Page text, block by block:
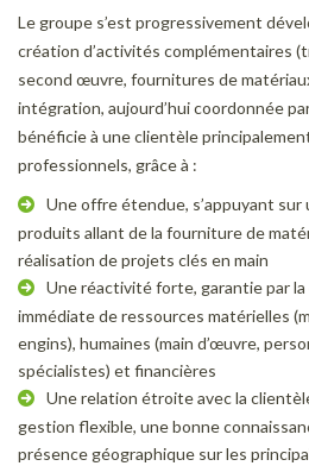
Le groupe s’est progressivement
création d’activités complémentaires
second œuvre, fournitures de
intégration, aujourd’hui coordonnée
bénéficie à une clientèle
professionnels, grâce à :
Une offre étendue, s’appuyant sur
produits allant de la fourniture de
réalisation de projets clés en main
Une réactivité forte, garantie par
immédiate de ressources matérielles
engins), humaines (main d’œuvre,
spécialistes) et financières
Une relation étroite avec la
gestion flexible, une bonne
présence géographique sur les